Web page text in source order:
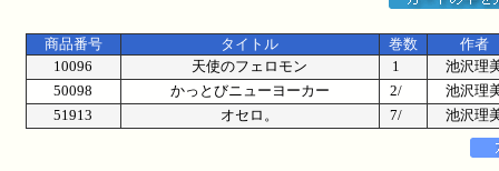
商品番号 タイトル 巻数
作者
10096
天使のフェロモン 1
池沢理
50098
かっとびニューヨーカー 2/
池沢理
51913
オセロ。 7/ 池沢理